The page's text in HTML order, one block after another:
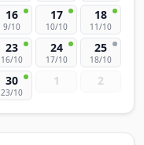
16
9/10
17
10/10
18
11/10
23
16/10
24
17/10
25
18/10
30
23/10
1 2